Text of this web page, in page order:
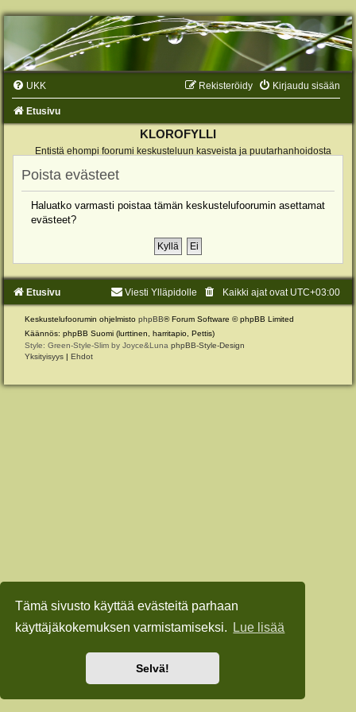
Tämä sivusto käyttää evästeitä parhaan
käyttäjäkokemuksen varmistamiseksi.
Lue lisää
Selvä!
UKK Kirjaudu sisään
Rekisteröidy
Etusivu
KLOROFYLLI
Entistä ehompi foorumi keskusteluun kasveista ja puutarhanhoidosta
Poista evästeet
Haluatko varmasti poistaa tämän keskustelufoorumin asettamat
evästeet?
Etusivu Kaikki ajat ovat UTC+03:00
Viesti Ylläpidolle
Keskustelufoorumin ohjelmisto phpBB® Forum Software © phpBB Limited
Käännös: phpBB Suomi (lurttinen, harritapio, Pettis)
Style: Green-Style-Slim by Joyce&Luna phpBB-Style-Design
Yksityisyys | Ehdot